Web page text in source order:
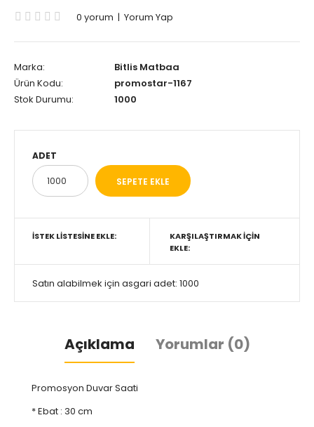
0 yorum | Yorum Yap
Marka:
Bitlis Matbaa
Ürün Kodu:
promostar-1167
Stok Durumu:
1000
ADET
İSTEK LISTESINE EKLE:
KARŞILAŞTIRMAK IÇIN
EKLE:
Satın alabilmek için asgari adet: 1000
Açıklama Yorumlar (0)
Promosyon Duvar Saati
* Ebat : 30 cm